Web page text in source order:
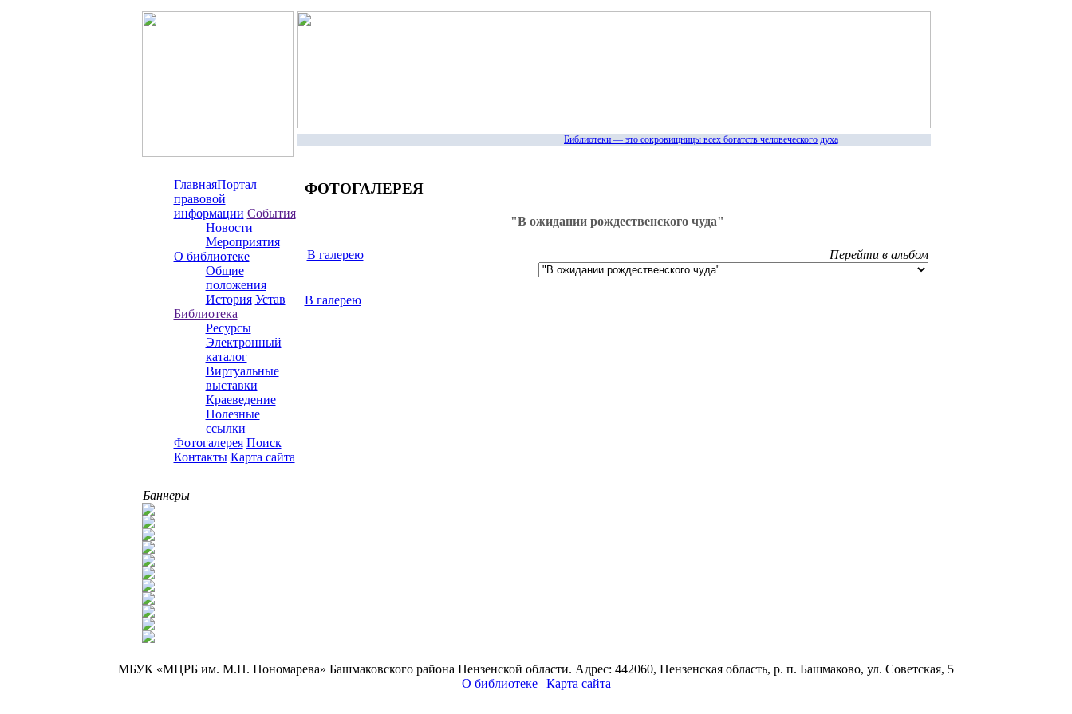
Библиотеки — это сокровищницы всех богатств человеческого духа
ГлавнаяПортал
правовой
информации События
Новости
Мероприятия
О библиотеке
Общие
положения
История Устав
Библиотека
Ресурсы
Электронный
каталог
Виртуальные
выставки
Краеведение
Полезные
ссылки
Фотогалерея Поиск
Контакты Карта сайта
Баннеры
ФОТОГАЛЕРЕЯ
"В ожидании рождественского чуда"
В галерею Перейти в альбом
В галерею
МБУК «МЦРБ им. М.Н. Пономарева» Башмаковского района Пензенской области. Адрес: 442060, Пензенская область, р. п. Башмаково, ул. Советская, 5
О библиотеке | Карта сайта